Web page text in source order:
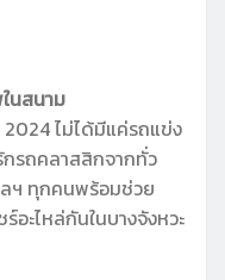
นสนาม
2024 ไม่ได้มีแค่รถแข่ง
รถคลาสสิกจากทั่ว
ฯ ทุกคนพร้อมช่วย
ะไหล่กันในบางจังหวะ